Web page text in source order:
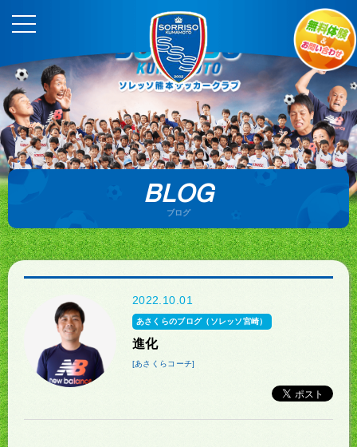
BLOG
ブログ
2022.10.01
あさくらのブログ（ソレッソ宮崎）
進化
[あさくらコーチ]